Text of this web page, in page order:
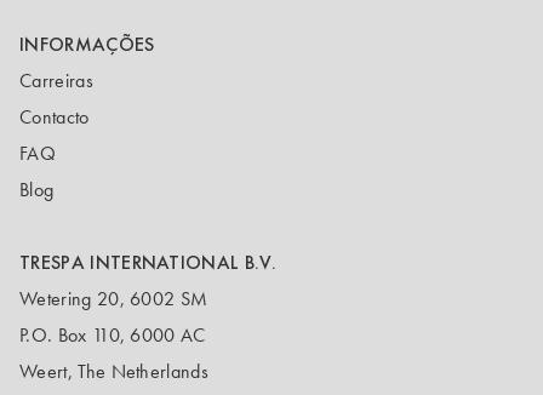
INFORMAÇÕES
Carreiras
Contacto
FAQ
Blog
TRESPA INTERNATIONAL B.V.
Wetering 20, 6002 SM
P.O. Box 110, 6000 AC
Weert, The Netherlands